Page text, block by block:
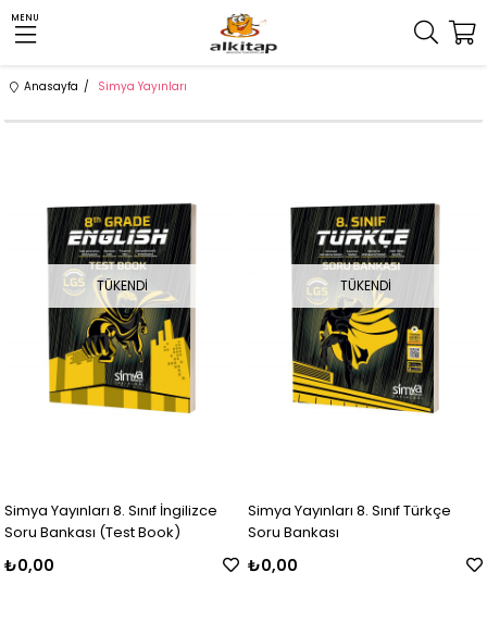
MENU
Anasayfa Simya Yayınları
TÜKENDI
Simya Yayınları 8. Sınıf İngilizce
Soru Bankası (Test Book)
₺0,00
TÜKENDI
Simya Yayınları 8. Sınıf Türkçe
Soru Bankası
₺0,00